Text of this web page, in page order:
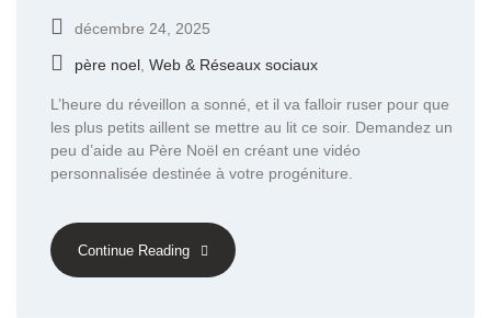
décembre 24, 2025
père noel Web & Réseaux sociaux
L’heure du réveillon a sonné, et il va falloir ruser pour que
les plus petits aillent se mettre au lit ce soir. Demandez un
peu d’aide au Père Noël en créant une vidéo
personnalisée destinée à votre progéniture.
Continue Reading